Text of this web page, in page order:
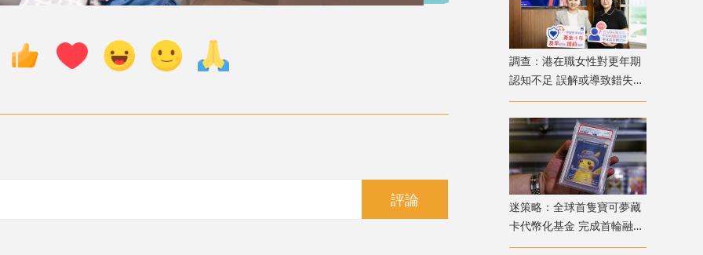
評論
調查：港在職女性對更年期
認知不足 誤解或導致錯失
「黃金預防期」
迷策略：全球首隻寶可夢藏
卡代幣化基金 完成首輪融資
兼獲超購